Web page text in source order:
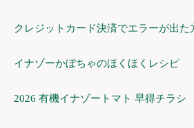
クレジットカード決済でエラーが出た
イナゾーかぼちゃのほくほくレシピ
2026 有機イナゾートマト 早得チラシ